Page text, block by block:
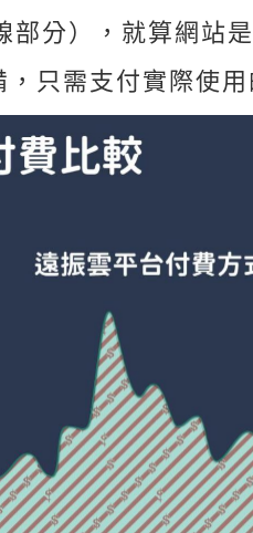
分），就算網站
只需支付實際使用